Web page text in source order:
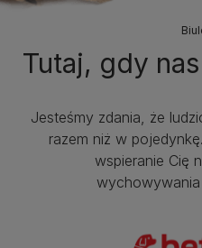
Tutaj, gdy
Jesteśmy zdania, że
razem niż w
wspieranie Cię